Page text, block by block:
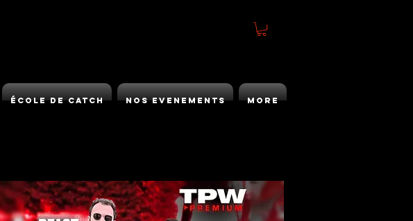
École de Catch Nos Evenements More